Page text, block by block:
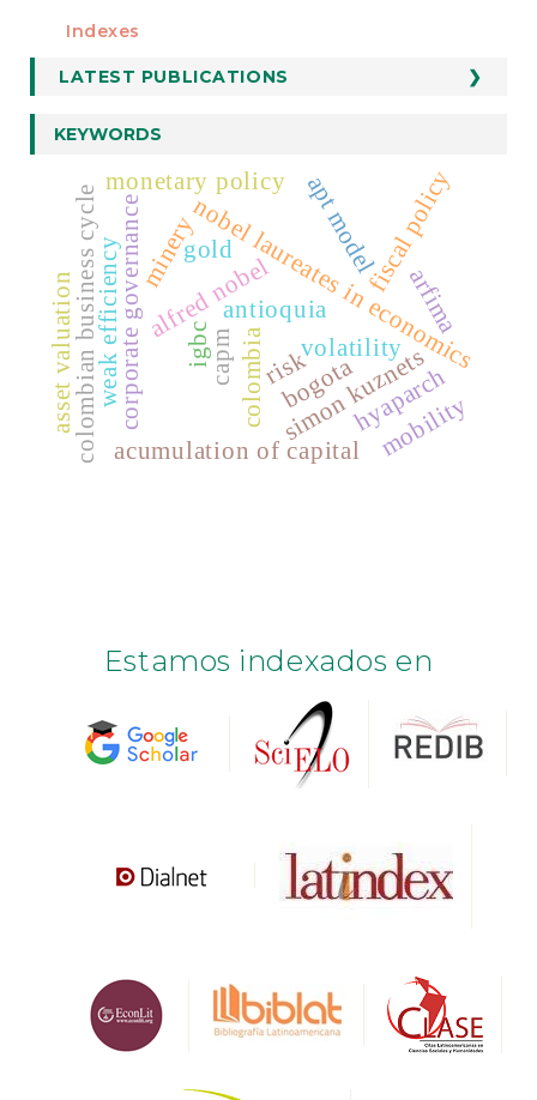
Indexes
LATEST PUBLICATIONS
KEYWORDS
nobel laureates in economics
alfred nobel
simon kuznets
colombia
antioquia
gold
minery
acumulation of capital
colombian business cycle fiscal policy
monetary policy
corporate governance igbc
weak efficiency volatility
arfima
hyaparch
capm
apt model
risk
asset valuation mobility
bogota
Estamos indexados en